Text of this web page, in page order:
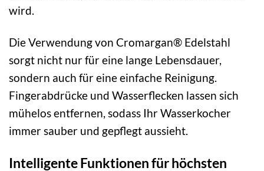
wird.
Die Verwendung von Cromargan® Edelstahl
sorgt nicht nur für eine lange Lebensdauer,
sondern auch für eine einfache Reinigung.
Fingerabdrücke und Wasserflecken lassen sich
mühelos entfernen, sodass Ihr Wasserkocher
immer sauber und gepflegt aussieht.
Intelligente Funktionen für höchsten